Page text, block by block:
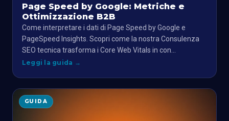
Page Speed by Google: Metriche e
Ottimizzazione B2B
Come interpretare i dati di Page Speed by Google e
PageSpeed Insights. Scopri come la nostra Consulenza
SEO tecnica trasforma i Core Web Vitals in con…
Leggi la guida →
GUIDA